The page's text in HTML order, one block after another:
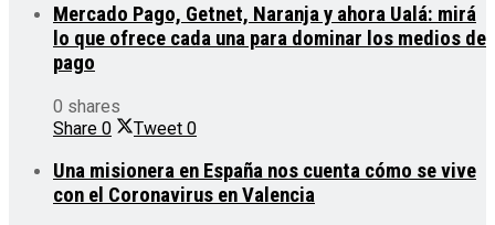
Mercado Pago, Getnet, Naranja y ahora Ualá: mirá
lo que ofrece cada una para dominar los medios de
pago
0 shares
Share 0 Tweet 0
Una misionera en España nos cuenta cómo se vive
con el Coronavirus en Valencia